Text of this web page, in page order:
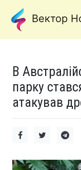
Вектор
В
парку
атакував